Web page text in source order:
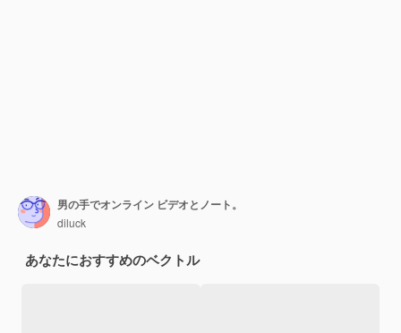
男の手でオンライン ビデオとノート。
diluck
あなたにおすすめのベクトル